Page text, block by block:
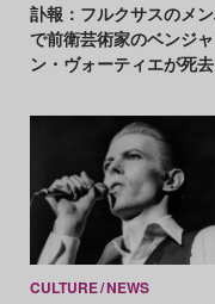
訃報：フルクサスのメ
で前衛芸術家のベンジャ
ン・ヴォーティエが死
CULTURE NEWS